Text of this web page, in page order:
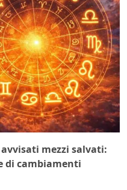
mezzi salvati:
di cambiamenti